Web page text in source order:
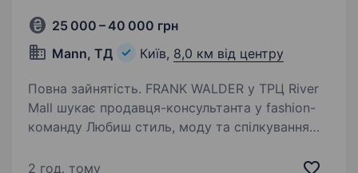
25 000 – 40 000 грн
Mann, ТД
Київ, 8,0 км від центру
Повна зайнятість. FRANK WALDER у ТРЦ River
Mall шукає продавця-консультанта у fashion-
команду Любиш стиль, моду та спілкування
Ми шукаємо людину, яка: отримує
2 год. тому